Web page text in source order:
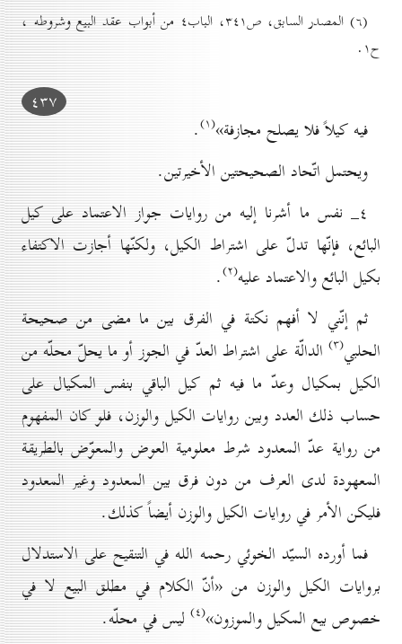
(٦) المصدر السابق، ص۳٤۱، الباب٤ من أبواب عقد البيع وشروطه ،
ح۱.
٤۳۷
فيه كيلاً فلا يصلح مجازفة»(۱) .
ويحتمل اتّحاد الصحيحتين الأخيرتين.
٤_ نفس ما أشرنا إليه من روايات جواز الاعتماد على كيل
البائع، فإنّها تدلّ على اشتراط الكيل، ولكنّها أجازت الاكتفاء
بكيل البائع والاعتماد عليه(۲) .
ثم إنّني لا أفهم نكتة في الفرق بين ما مضى من صحيحة
الحلبي(۳)
الدالّة على اشتراط العدّ في الجوز أو ما يحلّ محلّه من
الكيل بمكيال وعدّ ما فيه ثم كيل الباقي بنفس المكيال على
حساب ذلك العدد وبين روايات الكيل والوزن، فلو كان المفهوم
من رواية عدّ المعدود شرط معلومية العوض والمعوّض بالطريقة
المعهودة لدى العرف من دون فرق بين المعدود وغير المعدود
فليكن الأمر في روايات الكيل والوزن أيضاً كذلك.
فما أورده السيّد الخوئي رحمه الله في التنقيح على الاستدلال
بروايات الكيل والوزن من «أنّ الكلام في مطلق البيع لا في
خصوص بيع المكيل والموزون»(٤)
ليس في محلّه.